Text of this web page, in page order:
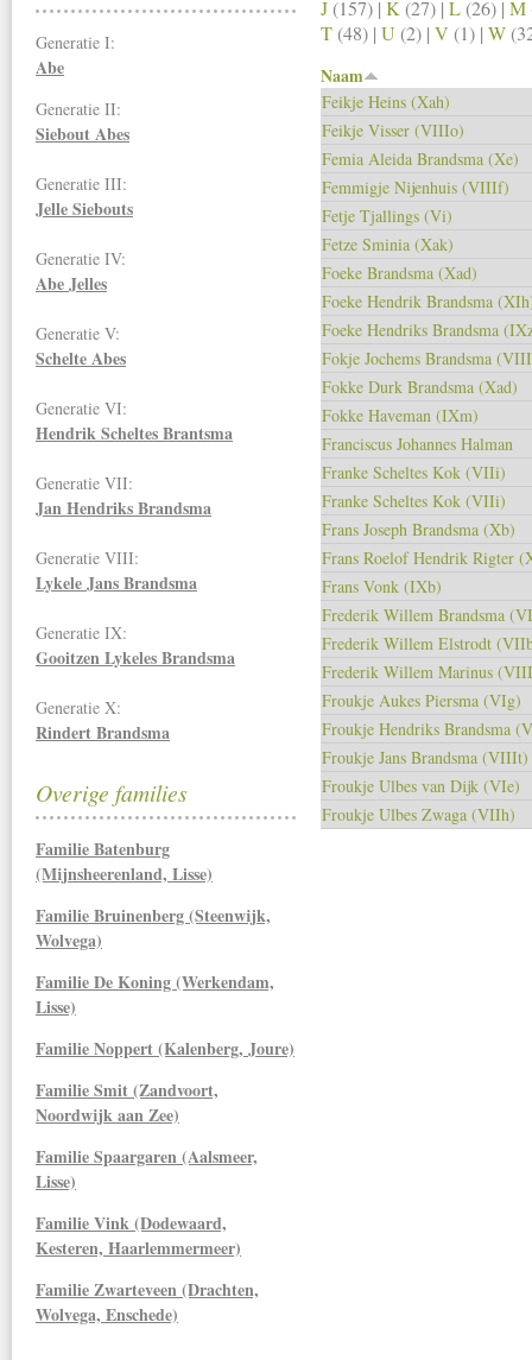
J (157) | K (27) | L (26) | M
T (48) | U (2) | V (1) | W
Naam
Feikje Heins (Xah)
Feikje Visser (VIIIo)
Femia Aleida Brandsma (Xe)
Femmigje Nijenhuis (VIIIf)
Fetje Tjallings (Vi)
Fetze Sminia (Xak)
Foeke Brandsma (Xad)
Foeke Hendrik Brandsma
Foeke Hendriks Brandsma
Fokje Jochems Brandsma
Fokke Durk Brandsma (Xad)
Fokke Haveman (IXm)
Franciscus Johannes Halman
Franke Scheltes Kok (VIIi)
Franke Scheltes Kok (VIIi)
Frans Joseph Brandsma (Xb)
Frans Roelof Hendrik Rigter
Frans Vonk (IXb)
Frederik Willem Brandsma
Frederik Willem Elstrodt
Frederik Willem Marinus
Froukje Aukes Piersma (VIg)
Froukje Hendriks Brandsma
Froukje Jans Brandsma (VIIIt)
Froukje Ulbes van Dijk (VIe)
Froukje Ulbes Zwaga (VIIh)
Generatie I:
Abe
Generatie II:
Siebout Abes
Generatie III:
Jelle Siebouts
Generatie IV:
Abe Jelles
Generatie V:
Schelte Abes
Generatie VI:
Hendrik Scheltes Brantsma
Generatie VII:
Jan HendriksBrandsma
Generatie VIII:
Lykele Jans Brandsma
Generatie IX:
Gooitzen Lykeles Brandsma
Generatie X:
Rindert Brandsma
Overige families
Familie Batenburg
(Mijnsheerenland, Lisse)
Familie Bruinenberg (Steenwijk,
Wolvega)
Familie De Koning (Werkendam,
Lisse)
Familie Noppert (Kalenberg, Joure)
Familie Smit (Zandvoort,
Noordwijk aan Zee)
Familie Spaargaren (Aalsmeer,
Lisse)
Familie Vink (Dodewaard,
Kesteren, Haarlemmermeer)
Familie Zwarteveen (Drachten,
Wolvega, Enschede)